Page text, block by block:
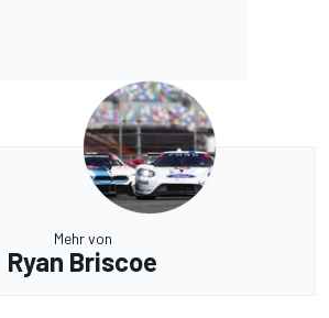
Mehr von
Ryan Briscoe